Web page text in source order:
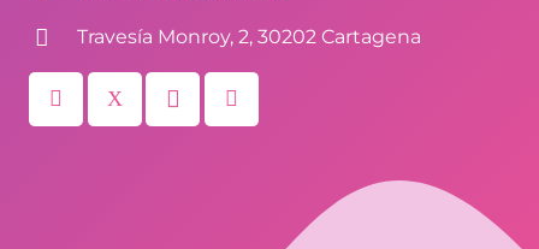
Travesía Monroy, 2, 30202 Cartagena